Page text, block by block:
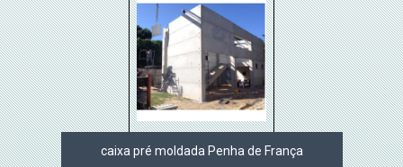
caixa pré moldada Penha de França